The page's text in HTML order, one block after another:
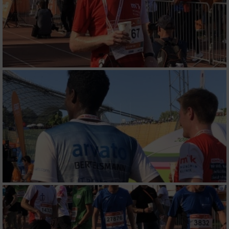
Messung der Werbeleistung
Messung der Performance von Inhalten
Analyse von Zielgruppen durch Statistiken
oder Kombinationen von Daten aus
verschiedenen Quellen
Entwicklung und Verbesserung der Angebote
Verwendung reduzierter Daten zur Auswahl
von Inhalten
IAB-Besonderheiten:
Verwendung genauer Standortdaten
Geräte anhand von aktiv angeforderten
Informationen identifizieren